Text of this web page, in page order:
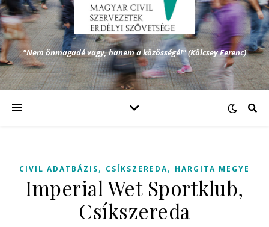
"Nem önmagadé vagy, hanem a közösségé!" (Kölcsey Ferenc)
CIVIL ADATBÁZIS, CSÍKSZEREDA, HARGITA MEGYE
Imperial Wet Sportklub,
Csíkszereda